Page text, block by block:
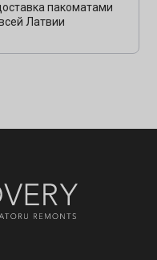
пакоматами
Латвии